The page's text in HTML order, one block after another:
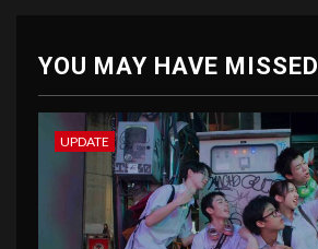
YOU MAY HAVE MISSED
UPDATE